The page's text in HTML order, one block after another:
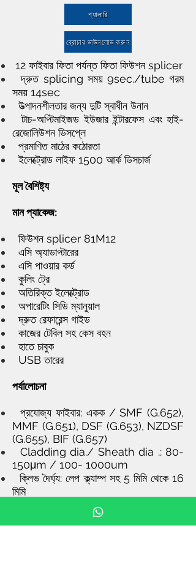
গ্যালারি
ব্রোচার ডাউনলোড করুন
12 ফাইবার ফিতা পর্যন্ত ফিতা ফিউশন splicer
দ্রুত splicing সময় 9sec./tube গরম
সময় 14sec
উত্পাদনশীলতার জন্য দুটি স্বাধীন উনান
টাচ-অপ্টিমাইজড ইউজার ইন্টারফেস এবং হাই-
রেজোলিউশন ডিসপ্লে
প্রমাণিত মাঠের কঠোরতা
ইলেক্ট্রোড লাইফ 1500 আর্ক ডিসচার্জ
মূল বৈশিষ্ট্য
মান প্যাকেজ:
ফিউশন splicer 81M12
এসি অ্যাডাপ্টারের
এসি পাওয়ার কর্ড
কুলিং ট্রে
অতিরিক্ত ইলেক্ট্রোড
অপারেটিং সিডি ম্যানুয়াল
দ্রুত রেফারেন্স গাইড
কাজের টেবিল সহ কেস বহন
হাতে চাবুক
USB তারের
পর্যালোচনা
প্রযোজ্য ফাইবার: একক / SMF (G.652),
MMF (G.651), DSF (G.653), NZDSF
(G.655), BIF (G.657)
Cladding dia./ Sheath dia .: 80-
150μm / 100- 1000um
ক্লিভ দৈর্ঘ্য: লেপ ক্ল্যাম্প সহ 5 মিমি থেকে 16
মিমি
বিভাজন সময়: সাধারণ 9sec (একক SMF),
14sec (12C SMF)